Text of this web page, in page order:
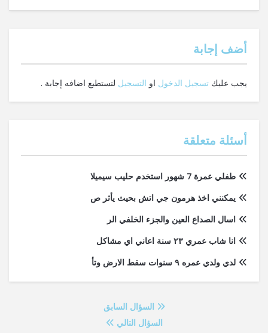
‫أضف إجابة
يجب عليك تسجيل الدخول او التسجيل لتستطيع اضافه إجابة .
أسئلة متعلقة
طفلي عمرة 7 شهور استخدم حليب سيميلا
يمكنني اخذ هرمون جي اتش بحيث يأثر ص
اسال الصداع العين والجزء الخلفي الر
انا شاب عمري ٢٣ سنة اعاني اي مشاكل
لدي ولدي عمره ٩ سنوات سقط الارض وتأ
السؤال السابق
السؤال التالي